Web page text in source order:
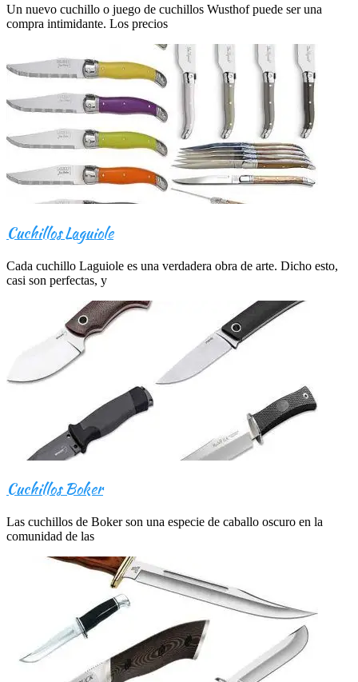
Un nuevo cuchillo o juego de cuchillos Wusthof puede ser una
compra intimidante. Los precios
Cuchillos Laguiole
Cada cuchillo Laguiole es una verdadera obra de arte. Dicho esto,
casi son perfectas, y
Cuchillos Boker
Las cuchillos de Boker son una especie de caballo oscuro en la
comunidad de las